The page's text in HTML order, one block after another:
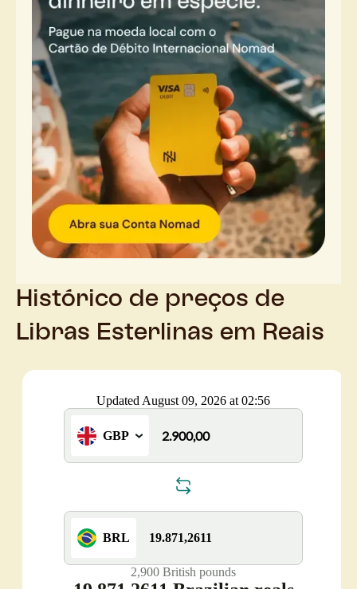
Histórico de preços de
Libras Esterlinas em Reais